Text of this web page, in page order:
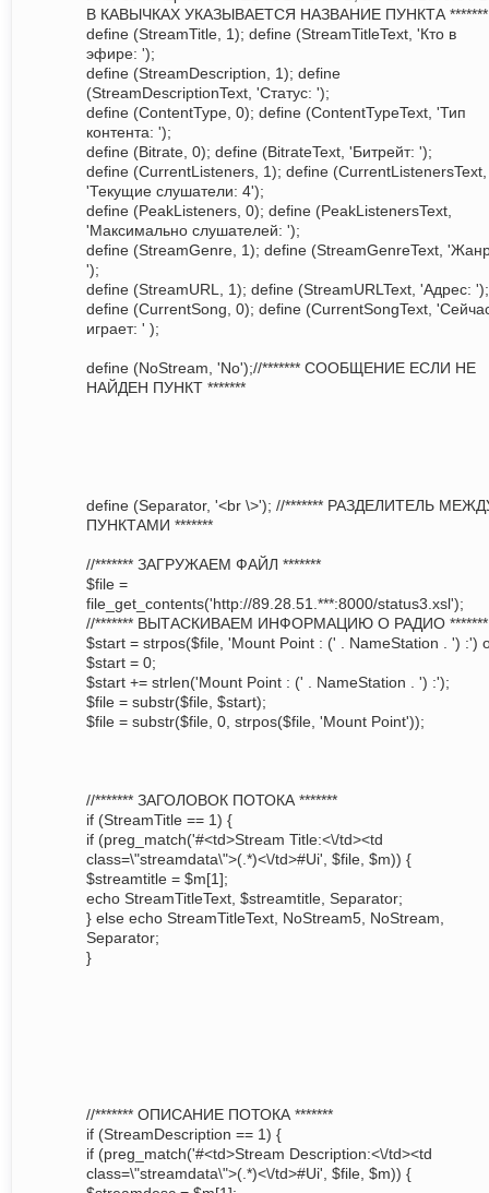
В КАВЫЧКАХ УКАЗЫВАЕТСЯ НАЗВАНИЕ ПУНКТА *******
define (StreamTitle, 1); define (StreamTitleText, 'Кто в
эфире: ');
define (StreamDescription, 1); define
(StreamDescriptionText, 'Статус: ');
define (ContentType, 0); define (ContentTypeText, 'Тип
контента: ');
define (Bitrate, 0); define (BitrateText, 'Битрейт: ');
define (CurrentListeners, 1); define (CurrentListenersText,
'Текущие слушатели: 4');
define (PeakListeners, 0); define (PeakListenersText,
'Максимально слушателей: ');
define (StreamGenre, 1); define (StreamGenreText,
');
define (StreamURL, 1); define (StreamURLText, 'Адрес: ');
define (CurrentSong, 0); define (CurrentSongText,
играет: ' );
define (NoStream, 'No');//******* СООБЩЕНИЕ ЕСЛИ НЕ
НАЙДЕН ПУНКТ *******
define (Separator, '<br \>'); //******* РАЗДЕЛИТЕЛЬ
ПУНКТАМИ *******
//******* ЗАГРУЖАЕМ ФАЙЛ *******
$file =
file_get_contents('http://89.28.51.***:8000/status3.xsl');
//******* ВЫТАСКИВАЕМ ИНФОРМАЦИЮ О РАДИО *******
$start = strpos($file, 'Mount Point : (' . NameStation . ') :')
$start = 0;
$start += strlen('Mount Point : (' . NameStation . ') :');
$file = substr($file, $start);
$file = substr($file, 0, strpos($file, 'Mount Point'));
//******* ЗАГОЛОВОК ПОТОКА *******
if (StreamTitle == 1) {
if (preg_match('#<td>Stream Title:<\/td><td
class=\"streamdata\">(.*)<\/td>#Ui', $file, $m)) {
$streamtitle = $m[1];
echo StreamTitleText, $streamtitle, Separator;
} else echo StreamTitleText, NoStream5, NoStream,
Separator;
}
//******* ОПИСАНИЕ ПОТОКА *******
if (StreamDescription == 1) {
if (preg_match('#<td>Stream Description:<\/td><td
class=\"streamdata\">(.*)<\/td>#Ui', $file, $m)) {